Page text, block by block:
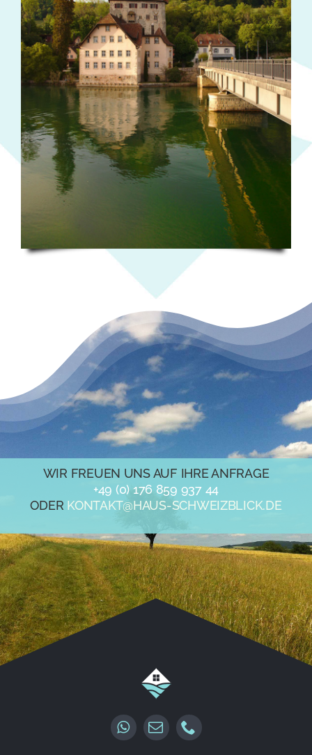
WIR FREUEN UNS AUF IHRE ANFRAGE
+49 (0) 176 859 937 44
ODER KONTAKT@HAUS-SCHWEIZBLICK.DE